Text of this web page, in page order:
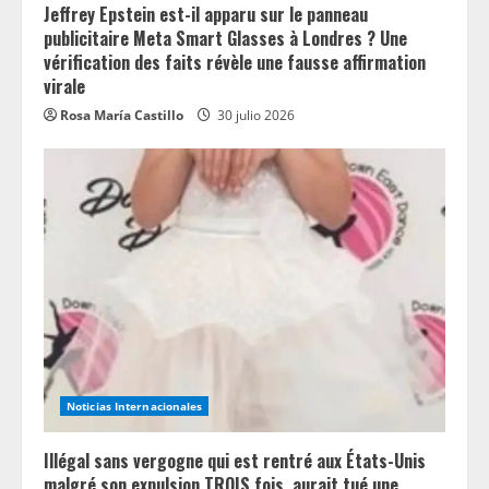
Jeffrey Epstein est-il apparu sur le panneau
publicitaire Meta Smart Glasses à Londres ? Une
vérification des faits révèle une fausse affirmation
virale
Rosa María Castillo 30 julio 2026
Noticias Internacionales
Illégal sans vergogne qui est rentré aux États-Unis